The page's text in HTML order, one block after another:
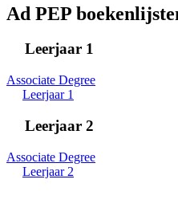
Ad PEP
Leerjaar 1
Associate Degree
Leerjaar 1
Leerjaar 2
Associate Degree
Leerjaar 2